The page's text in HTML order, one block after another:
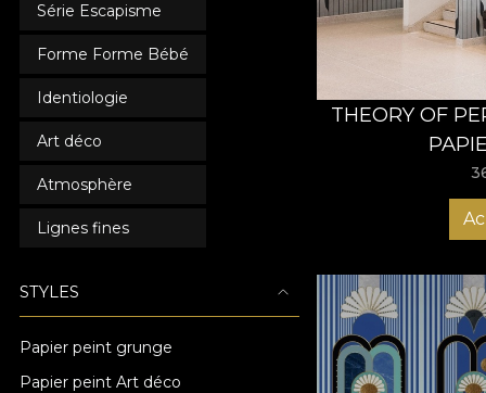
Série Escapisme
Forme Forme Bébé
Identiologie
Art déco
Atmosphère
Lignes fines
STYLES
Papier peint grunge
Papier peint Art déco
THEORY OF